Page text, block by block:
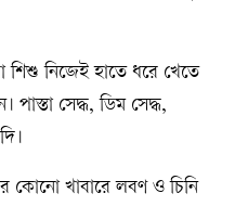
নিজেই হাতে ধরে খেতে
সেদ্ধ, ডিম সেদ্ধ,
কোনো খাবারে লবণ ও চিনি